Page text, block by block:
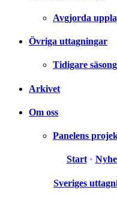
Avgjorda
Övriga uttagningar
Tidigare
Arkivet
Om oss
Panelens
Start •
Sveriges